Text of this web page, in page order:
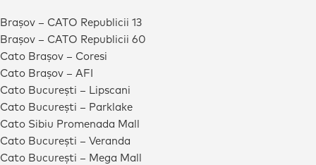
Brașov – CATO Republicii 13
Brașov – CATO Republicii 60
Cato Brașov – Coresi
Cato Brașov – AFI
Cato București – Lipscani
Cato București – Parklake
Cato Sibiu Promenada Mall
Cato București – Veranda
Cato București – Mega Mall